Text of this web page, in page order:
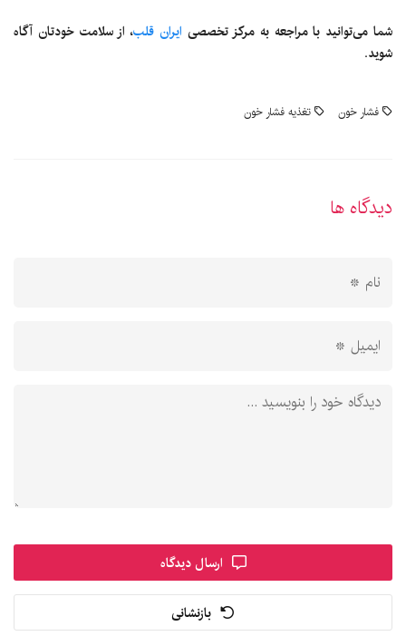
شما می‌توانید با مراجعه به مرکز تخصصی ایران قلب، از سلامت خودتان آگاه
شوید.
فشار خون تغذیه فشار خون
دیدگاه ها
ارسال دیدگاه
بازنشانی